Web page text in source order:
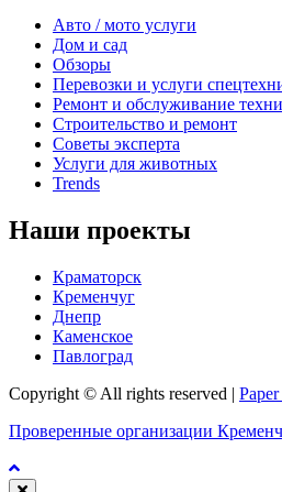
Авто / мото услуги
Дом и сад
Обзоры
Перевозки и услуги
Ремонт и обслуживание
Строительство и ремонт
Советы эксперта
Услуги для животных
Trends
Наши проекты
Краматорск
Кременчуг
Днепр
Каменское
Павлоград
Copyright © All rights reserved |
Проверенные организации